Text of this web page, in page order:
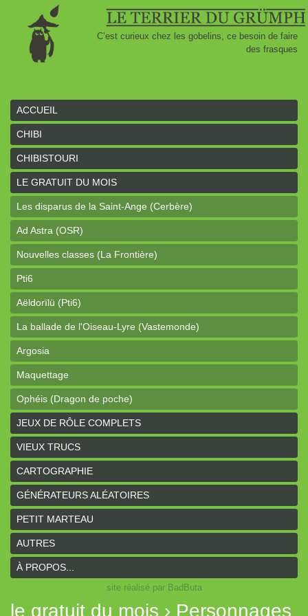
C’est curieux chez les gobelins, ce besoin de faire
des frasques
ACCUEIL
CHIBI
CHIBISTOURI
LE GRATUIT DU MOIS
Les disparus de la Saint-Ange (Cerbère)
Ad Astra (OSR)
Nouvelles classes (La Frontière)
Pti6
Aëldorïlü (Pti6)
La ballade de l'Oiseau-Lyre (Vastemonde)
Argosia
Maquettage
Ophéis (Dragon de poche)
L'anneau des Empereurs (Coeurs Vaillants)
Davy Jones (cartes)
Davy Jones (background)
Sur la route (Coeurs Vaillants)
Earthdawn (Coeurs Vaillants)
Titan&Fils 2020
Paysages
JEUX DE RÔLE COMPLETS
VIEUX TRUCS
CARTOGRAPHIE
GÉNÉRATEURS ALÉATOIRES
PETIT MARTEAU
AUTRES
À PROPOS...
site réalisé par BadButa
le gratuit du mois › Personnages